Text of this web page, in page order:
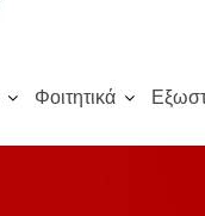
Φοιτητικά